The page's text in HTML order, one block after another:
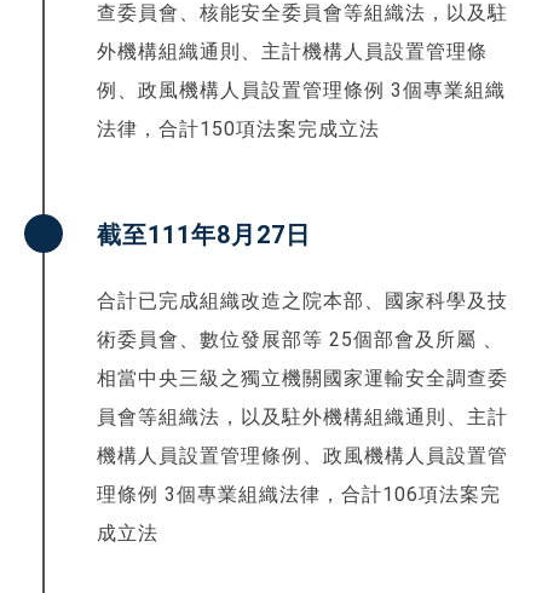
查委員會、核能安全委員會等組織法，以及駐
外機構組織通則、主計機構人員設置管理條
例、政風機構人員設置管理條例 3個專業組織
法律，合計150項法案完成立法
截至111年8月27日
合計已完成組織改造之院本部、國家科學及技
術委員會、數位發展部等 25個部會及所屬 、
相當中央三級之獨立機關國家運輸安全調查委
員會等組織法，以及駐外機構組織通則、主計
機構人員設置管理條例、政風機構人員設置管
理條例 3個專業組織法律，合計106項法案完
成立法